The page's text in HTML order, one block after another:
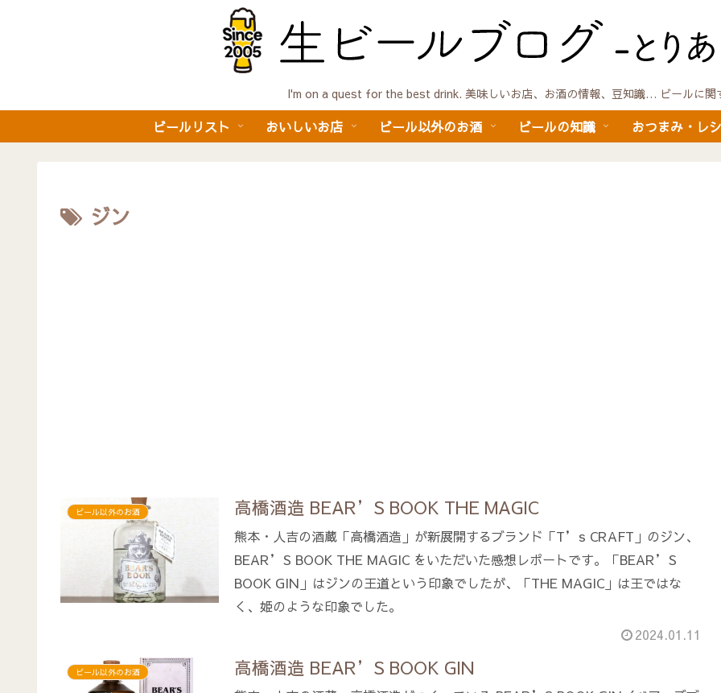
I'm on a quest for the best drink. 美味しいお店、お酒の情報、豆知識… ビールに関
ビールリスト おいしいお店 ビール以外のお酒 ビールの知識 おつまみ・レ
ジン
ビール以外のお酒 高橋酒造 BEAR’S BOOK THE MAGIC
熊本・人吉の酒蔵「高橋酒造」が新展開するブランド「T’s CRAFT」のジン、
BEAR’S BOOK THE MAGIC をいただいた感想レポートです。「BEAR’S
BOOK GIN」はジンの王道という印象でしたが、「THE MAGIC」は王ではな
く、姫のような印象でした。
2024.01.11
ビール以外のお酒 高橋酒造 BEAR’S BOOK GIN